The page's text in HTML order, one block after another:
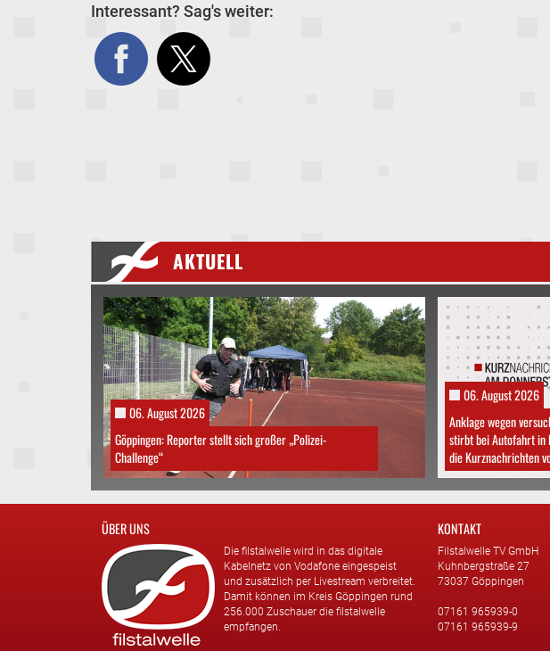
Interessant? Sag's weiter:
AKTUELL
06. August 2026
Göppingen: Reporter stellt sich großer „Polizei-
Challenge“
06. August 2026
Anklage wegen
stirbt bei Autofahrt in
die Kurznachrichten
ÜBER UNS
Die filstalwelle wird in das digitale
Kabelnetz von Vodafone eingespeist
und zusätzlich per Livestream verbreitet.
Damit können im Kreis Göppingen rund
256.000 Zuschauer die filstalwelle
empfangen.
KONTAKT
Filstalwelle TV GmbH
Kuhnbergstraße 27
73037 Göppingen
07161 965939-0
07161 965939-9